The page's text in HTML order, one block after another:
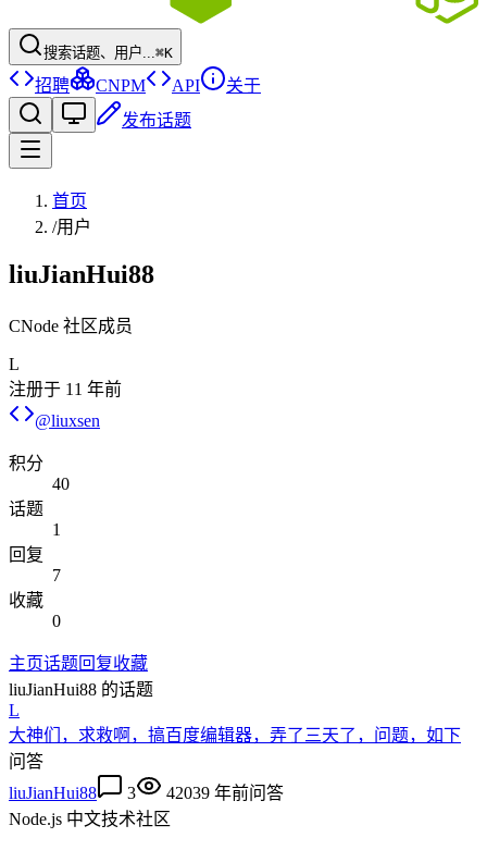
搜索话题、用户...⌘K
招聘 CNPM API
关于
发布话题
首页
/用户
liuJianHui88
CNode 社区成员
L
注册于 11 年前
@liuxsen
积分
40
话题
1
回复
7
收藏
0
主页话题回复收藏
liuJianHui88 的话题
L
大神们，求救啊，搞百度编辑器，弄了三天了，问题，如下
问答
liuJianHui88
3 42039 年前问答
Node.js 中文技术社区